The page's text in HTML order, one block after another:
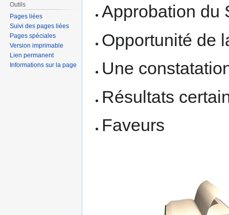
Approbation du
Opportunité de
Une
Résultats
Faveurs
Outils
Pages liées
Suivi des pages liées
Pages spéciales
Version imprimable
Lien permanent
Informations sur la page